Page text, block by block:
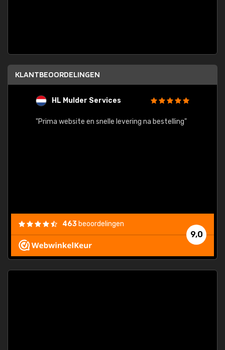
KLANTBEOORDELINGEN
HL Mulder Services
"Prima website en snelle levering na bestelling"
9,0
463 beoordelingen